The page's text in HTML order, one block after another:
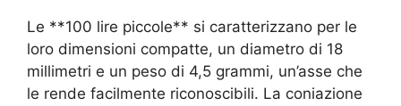
Le **100 lire piccole** si caratterizzano per le
loro dimensioni compatte, un diametro di 18
millimetri e un peso di 4,5 grammi, un’asse che
le rende facilmente riconoscibili. La coniazione